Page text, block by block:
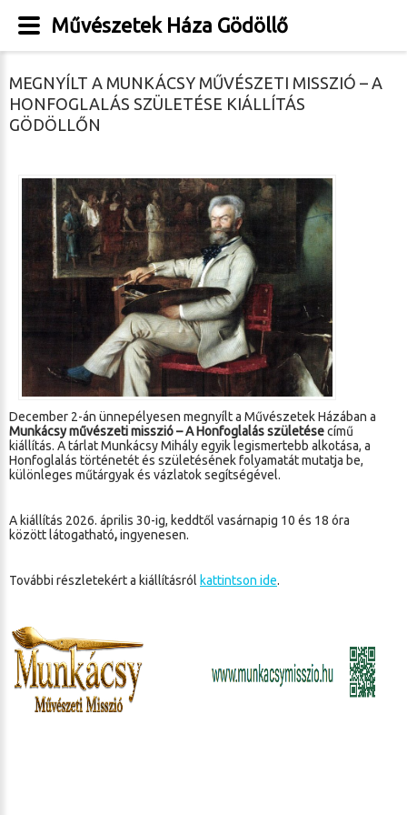
MEGNYÍLT A MUNKÁCSY MŰVÉSZETI MISSZIÓ – A
HONFOGLALÁS SZÜLETÉSE KIÁLLÍTÁS
GÖDÖLLŐN
December 2-án ünnepélyesen megnyílt a Művészetek Házában a
Munkácsy művészeti misszió – A Honfoglalás születésecímű
kiállítás. A tárlat Munkácsy Mihály egyik legismertebb alkotása, a
Honfoglalás történetét és születésének folyamatát mutatja be,
különleges műtárgyak és vázlatok segítségével.
A kiállítás 2026. április 30-ig, keddtől vasárnapig 10 és 18 óra
között látogatható,ingyenesen.
További részletekért a kiállításról kattintson ide.
Művészetek Háza Gödöllő